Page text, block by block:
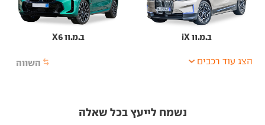
ב.מ.וו iX ב.מ.וו X6
השווה הצג עוד רכבים
נשמח לייעץ בכל שאלה